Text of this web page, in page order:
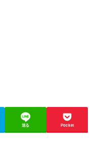
送る Pocket